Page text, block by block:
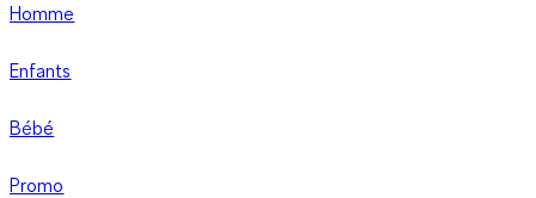
Homme
Enfants
Bébé
Promo